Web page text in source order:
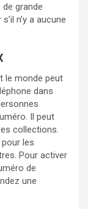
de grande
n’y a aucune
le monde peut
dans
Il peut
collections.
les
Pour activer
de
une